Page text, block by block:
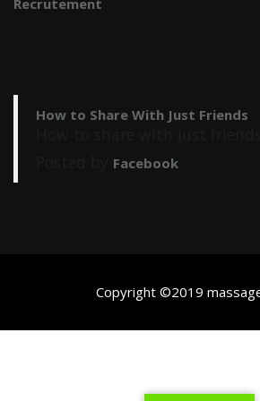
Recrutement
How to Share With Just Friends
Facebook
Copyright ©2019